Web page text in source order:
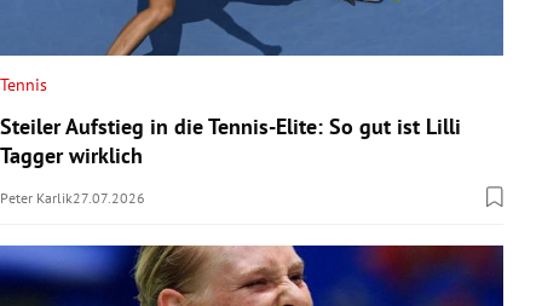
Tennis
Steiler Aufstieg in die Tennis-Elite: So gut ist Lilli
Tagger wirklich
Peter Karlik27.07.2026